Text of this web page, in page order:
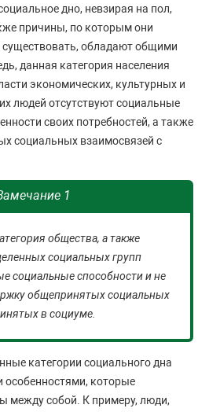
дно, невзирая на пол,
причины, по которым они
обладают общими
данная категория населения
экономических, культурных и
людей отсутствуют социальные
своих потребностей, а также
социальных взаимосвязей с
1
общества, а также
социальных групп
социальные способности и не
общепринятых социальных
в социуме.
категории социального дна
которые
между собой. К примеру, люди,